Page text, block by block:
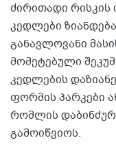
ძირითადი
კედლები
განავლოვანი
მომეტებული
კედლების
ფორმის პარკები
რომლის
გამოიწვიოს.